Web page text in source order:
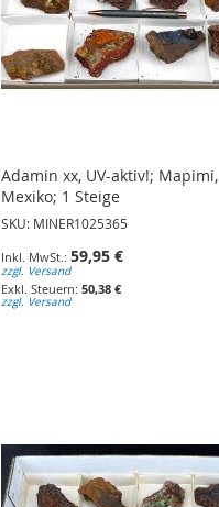
Adamin xx, UV-aktiv!; Mapimi,
Mexiko; 1 Steige
SKU: MINER1025365
59,95 €
zzgl. Versand
50,38 €
zzgl. Versand